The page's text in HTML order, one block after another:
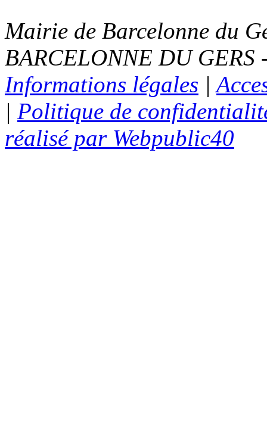
Mairie de Barcelonne du
BARCELONNE DU
Informations légales |
| Politique de
réalisé par Webpublic40